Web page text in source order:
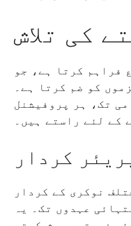
کی تلاش
فراہم کرتا ہے، جو
کو ضم کرتا ہے۔
تک، ہر پروفیشنل
کے لئے راستے ہیں۔
کردار
نوکری کے کردار
عہدوں تک۔ یہ